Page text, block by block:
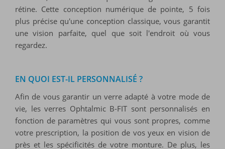
rétine. Cette conception numérique de pointe, 5 fois
plus précise qu'une conception classique, vous garantit
une vision parfaite, quel que soit l'endroit où vous
regardez.
EN QUOI EST-IL PERSONNALISÉ ?
Afin de vous garantir un verre adapté à votre mode de
vie, les verres Ophtalmic B-FIT sont personnalisés en
fonction de paramètres qui vous sont propres, comme
votre prescription, la position de vos yeux en vision de
près et les spécificités de votre monture. De plus, les